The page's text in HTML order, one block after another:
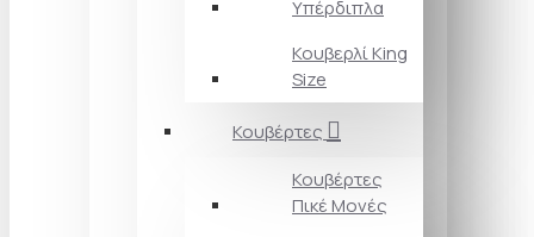
Υπέρδιπλα
Κουβερλί King
Size
Κουβέρτες
Κουβέρτες
Πικέ Μονές